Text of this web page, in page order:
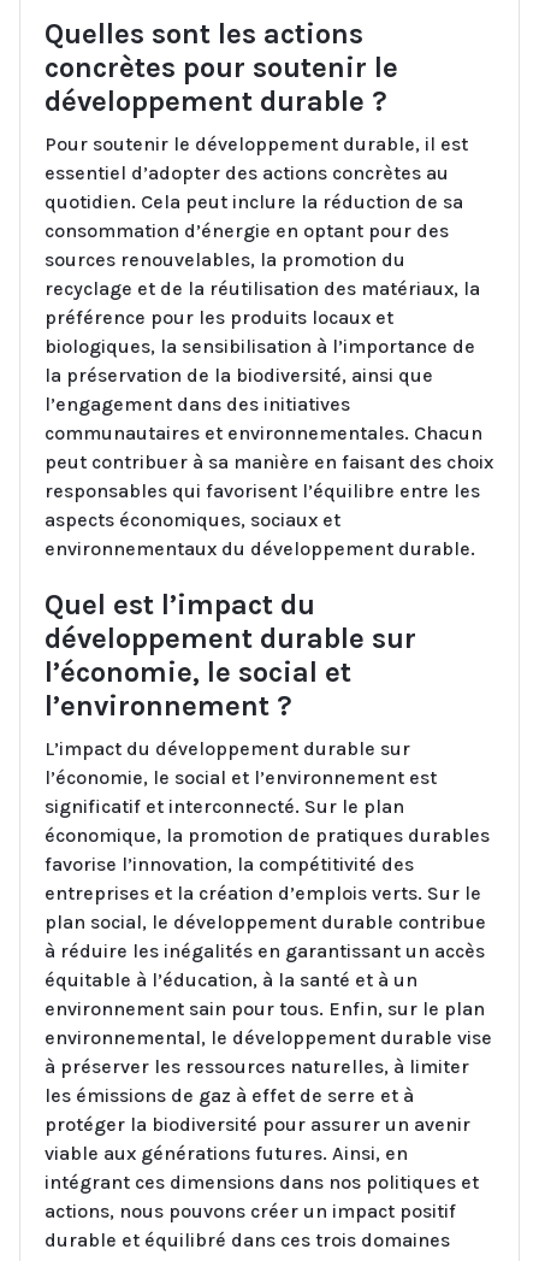
Quelles sont les actions
concrètes pour soutenir le
développement durable ?
Pour soutenir le développement durable, il est
essentiel d’adopter des actions concrètes au
quotidien. Cela peut inclure la réduction de sa
consommation d’énergie en optant pour des
sources renouvelables, la promotion du
recyclage et de la réutilisation des matériaux, la
préférence pour les produits locaux et
biologiques, la sensibilisation à l’importance de
la préservation de la biodiversité, ainsi que
l’engagement dans des initiatives
communautaires et environnementales. Chacun
peut contribuer à sa manière en faisant des choix
responsables qui favorisent l’équilibre entre les
aspects économiques, sociaux et
environnementaux du développement durable.
Quel est l’impact du
développement durable sur
l’économie, le social et
l’environnement ?
L’impact du développement durable sur
l’économie, le social et l’environnement est
significatif et interconnecté. Sur le plan
économique, la promotion de pratiques durables
favorise l’innovation, la compétitivité des
entreprises et la création d’emplois verts. Sur le
plan social, le développement durable contribue
à réduire les inégalités en garantissant un accès
équitable à l’éducation, à la santé et à un
environnement sain pour tous. Enfin, sur le plan
environnemental, le développement durable vise
à préserver les ressources naturelles, à limiter
les émissions de gaz à effet de serre et à
protéger la biodiversité pour assurer un avenir
viable aux générations futures. Ainsi, en
intégrant ces dimensions dans nos politiques et
actions, nous pouvons créer un impact positif
durable et équilibré dans ces trois domaines